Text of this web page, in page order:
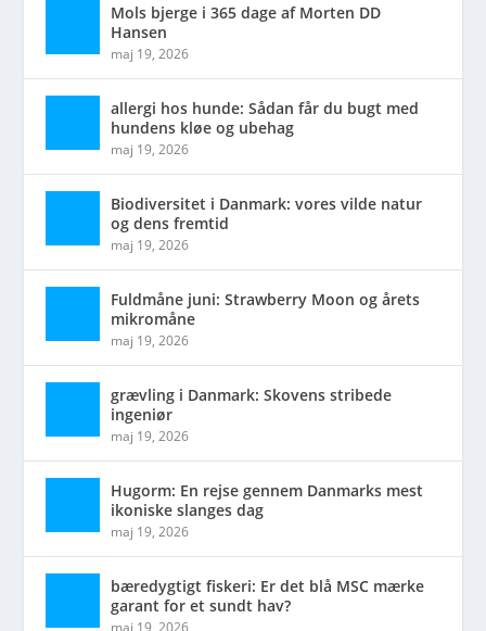
Mols bjerge i 365 dage af Morten DD
Hansen
maj 19, 2026
allergi hos hunde: Sådan får du bugt med
hundens kløe og ubehag
maj 19, 2026
Biodiversitet i Danmark: vores vilde natur
og dens fremtid
maj 19, 2026
Fuldmåne juni: Strawberry Moon og årets
mikromåne
maj 19, 2026
grævling i Danmark: Skovens stribede
ingeniør
maj 19, 2026
Hugorm: En rejse gennem Danmarks mest
ikoniske slanges dag
maj 19, 2026
bæredygtigt fiskeri: Er det blå MSC mærke
garant for et sundt hav?
maj 19, 2026